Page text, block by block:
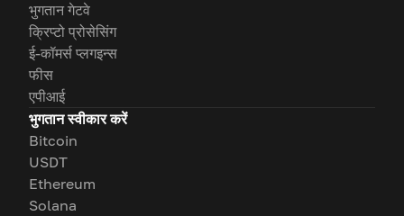
भुगतान गेटवे
क्रिप्टो प्रोसेसिंग
ई-कॉमर्स प्लगइन्स
फीस
एपीआई
भुगतान स्वीकार करें
Bitcoin
USDT
Ethereum
Solana